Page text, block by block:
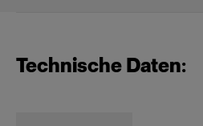
Technische Daten: